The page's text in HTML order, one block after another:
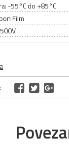
-55°C do +85°C
Film